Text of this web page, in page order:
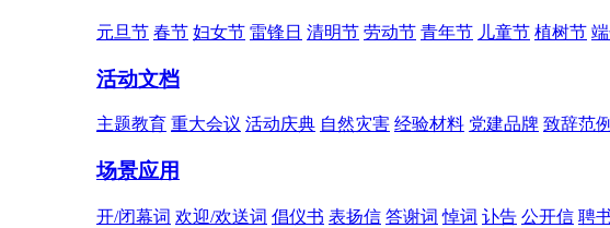
元旦节 春节 妇女节 雷锋日 清明节 劳动节 青年节 儿童节 植树节
活动文档
主题教育 重大会议 活动庆典 自然灾害 经验材料 党建品牌 致辞范例
场景应用
开/闭幕词 欢迎/欢送词 倡仪书 表扬信 答谢词 悼词 讣告 公开信 聘